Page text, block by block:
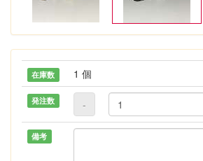
在庫数 1 個
発注数 -
備考